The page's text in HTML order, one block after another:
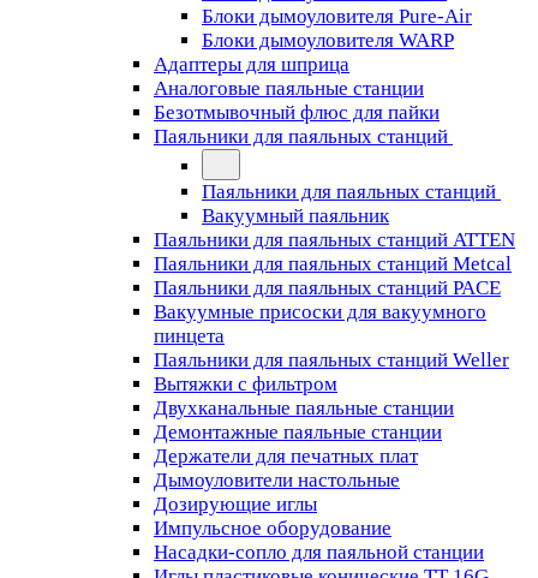
Блоки дымоуловителя Pure-Air
Блоки дымоуловителя WARP
Адаптеры для шприца
Аналоговые паяльные станции
Безотмывочный флюс для пайки
Паяльники для паяльных станций
Паяльники для паяльных станций
Вакуумный паяльник
Паяльники для паяльных станций ATTEN
Паяльники для паяльных станций Metcal
Паяльники для паяльных станций PACE
Вакуумные присоски для вакуумного
пинцета
Паяльники для паяльных станций Weller
Вытяжки с фильтром
Двухканальные паяльные станции
Демонтажные паяльные станции
Держатели для печатных плат
Дымоуловители настольные
Дозирующие иглы
Импульсное оборудование
Насадки-сопло для паяльной станции